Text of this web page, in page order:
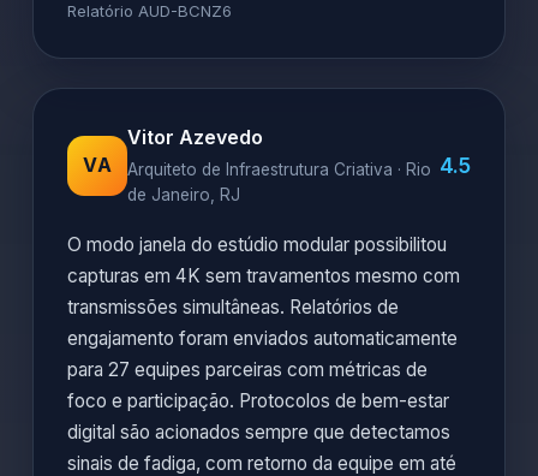
Relatório AUD-BCNZ6
VA
Vitor Azevedo
Arquiteto de Infraestrutura Criativa · Rio
de Janeiro, RJ
4.5
O modo janela do estúdio modular possibilitou
capturas em 4K sem travamentos mesmo com
transmissões simultâneas. Relatórios de
engajamento foram enviados automaticamente
para 27 equipes parceiras com métricas de
foco e participação. Protocolos de bem-estar
digital são acionados sempre que detectamos
sinais de fadiga, com retorno da equipe em até